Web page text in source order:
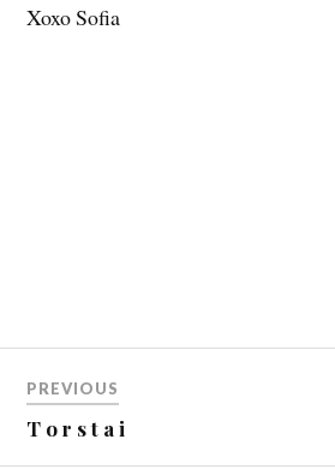
Xoxo Sofia
PREVIOUS
T o r s t a i